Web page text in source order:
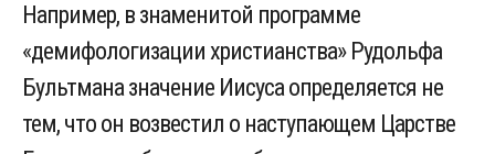
Например, в знаменитой программе
«демифологизации христианства» Рудольфа
Бультмана значение Иисуса определяется не
тем, что он возвестил о наступающем Царстве